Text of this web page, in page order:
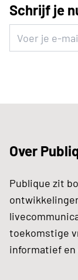
Schrijf je
Over
Publique zit
toekomstige
informatief